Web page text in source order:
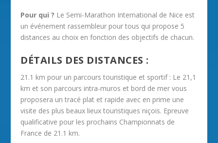
Pour qui ? Le Semi-Marathon International de Nice est
un événement rassembleur pour tous qui propose 5
distances au choix en fonction des objectifs de chacun.
DÉTAILS DES DISTANCES :
21.1 km pour un parcours touristique et sportif : Le 21,1
km et son parcours intra-muros et bord de mer vous
proposera un tracé plat et rapide avec en prime une
visite des plus beaux lieux touristiques niçois. Epreuve
qualificative pour les prochains Championnats de
France de 21.1 km.